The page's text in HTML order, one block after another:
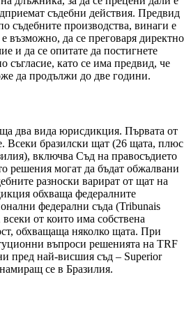
съдебни действия. Предвид
съдебните производства, винаги е
възможно, да се преговаря директно
и да се опитате да постигнете
съгласие, като се има предвид, че
да продължи до две години.
два вида юрисдикция. Първата от
Всеки бразилски щат (26 щата, плюс
включва Съд на правосъдието
решения могат да бъдат обжалвани
разноски варират от щат на
обхваща федералните
федерални съда (Tribunais
от които има собствена
обхващаща няколко щата. При
въпроси решенията на TRF
пред най-висшия съд – Superior
се в Бразилия.